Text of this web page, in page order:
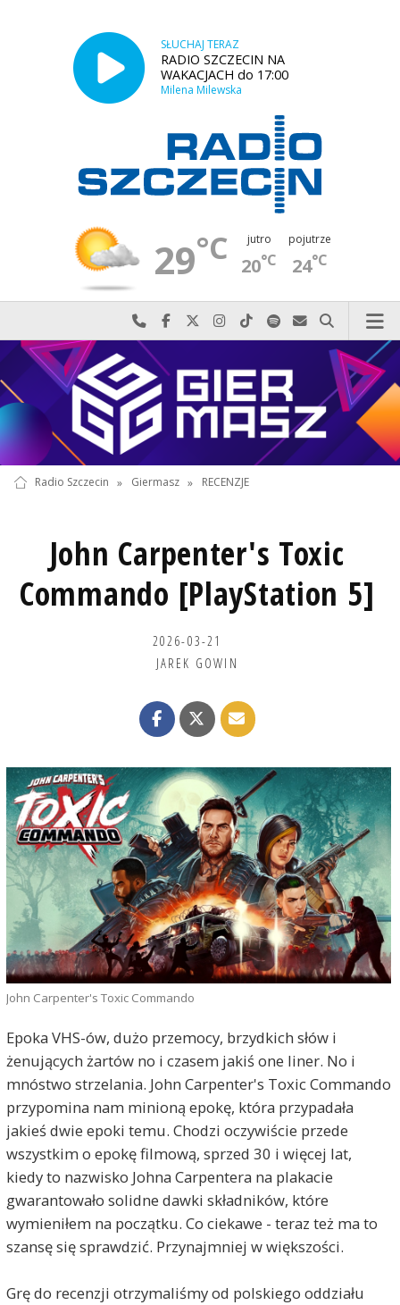
SŁUCHAJ TERAZ
RADIO SZCZECIN NA
WAKACJACH do 17:00
Milena Milewska
29°C jutro
20°C
pojutrze
24°C
Najlepiej po prostu do nas zadzwoń
Odwiedź nas na Facebook-u
Odwiedź nas na X
Odwiedź nas na Instagram-ie
Odwiedź nas na TikTok-u
Szukaj nas na Spotify
Wyślij do nas
Szukaj
Radio Szczecin » Giermasz » RECENZJE
John Carpenter's Toxic
Commando [PlayStation 5]
2026-03-21
JAREK GOWIN
John Carpenter's Toxic Commando
Epoka VHS-ów, dużo przemocy, brzydkich słów i
żenujących żartów no i czasem jakiś one liner. No i
mnóstwo strzelania. John Carpenter's Toxic Commando
przypomina nam minioną epokę, która przypadała
jakieś dwie epoki temu. Chodzi oczywiście przede
wszystkim o epokę filmową, sprzed 30 i więcej lat,
kiedy to nazwisko Johna Carpentera na plakacie
gwarantowało solidne dawki składników, które
wymieniłem na początku. Co ciekawe - teraz też ma to
szansę się sprawdzić. Przynajmniej w większości.
Grę do recenzji otrzymaliśmy od polskiego oddziału